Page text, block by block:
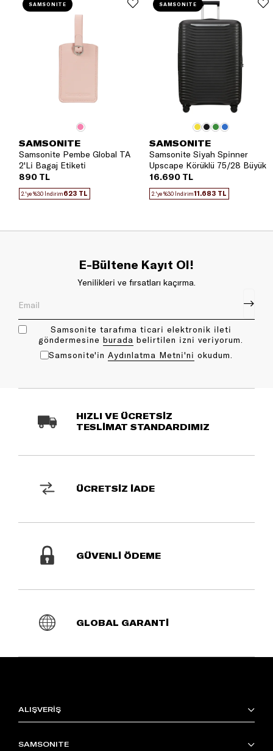
SAMSONITE
Samsonite Pembe Global TA
2'Li Bagaj Etiketi
890 TL
2.'ye %30 İndirim623 TL
SAMSONITE
SAMSONITE
Samsonite Siyah Spinner
Upscape Körüklü 75/28 Büyük
Boy Valiz
16.690 TL
2.'ye %30 İndirim11.683 TL
SAMSONITE
E-Bültene Kayıt Ol!
Yenilikleri ve fırsatları kaçırma.
Samsonite tarafıma ticari elektronik ileti
göndermesine bu rada belirtilen izni veriyorum.
Samsonite'in Aydınlatma Metni'ni okudum.
HIZLI VE ÜCRETSİZ
TESLİMAT STANDARDIMIZ
ÜCRETSİZ İADE
GÜVENLİ ÖDEME
GLOBAL GARANTİ
ALIŞVERİŞ
SAMSONITE